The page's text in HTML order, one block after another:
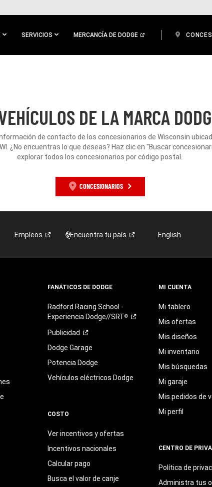
SERVICIOS MERCANCÍA DE DODGE
DE LA MARCA
de contacto de los concesionarios de Wisconsin
¿No encuentras lo que deseas? Haz clic en "Buscar
explorar todos los concesionarios por código postal.
CONCESIONARIOS
Empleos Encuentra tu país English
FANÁTICOS DE DODGE
Radford Racing School -
Experiencia Dodge//SRT®
Publicidad
Dodge Garage
Potencia Dodge
Vehículos eléctricos Dodge
COSTO
Ver incentivos y ofertas
Incentivos nacionales
Calcular pago
Busca el valor de canje
MI CUENTA
Mi tablero
Mis ofertas
Mis diseños
Mi inventario
Mis búsquedas
Mi garaje
Mis pedidos de
Mi perfil
CENTRO DE
Política de
Administra tus